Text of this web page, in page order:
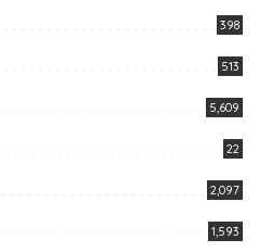
398
513
5,609
22
2,097
1,593